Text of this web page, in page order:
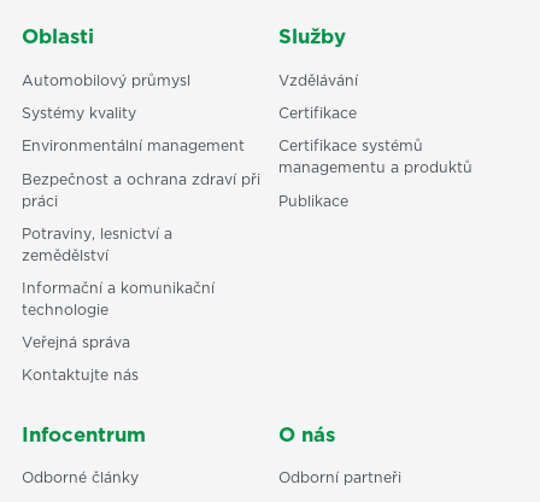
Oblasti
Automobilový průmysl
Systémy kvality
Environmentální management
Bezpečnost a ochrana zdraví při
práci
Potraviny, lesnictví a
zemědělství
Informační a komunikační
technologie
Veřejná správa
Kontaktujte nás
Služby
Vzdělávání
Certifikace
Certifikace systémů
managementu a produktů
Publikace
Infocentrum
Odborné články
O nás
Odborní partneři